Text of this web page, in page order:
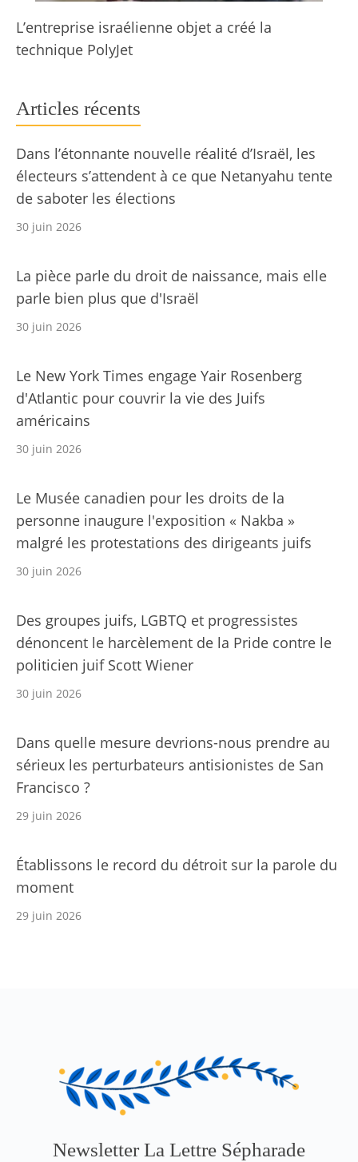
L’entreprise israélienne objet a créé la
technique PolyJet
Articles récents
Dans l’étonnante nouvelle réalité d’Israël, les
électeurs s’attendent à ce que Netanyahu tente
de saboter les élections
30 juin 2026
La pièce parle du droit de naissance, mais elle
parle bien plus que d'Israël
30 juin 2026
Le New York Times engage Yair Rosenberg
d'Atlantic pour couvrir la vie des Juifs
américains
30 juin 2026
Le Musée canadien pour les droits de la
personne inaugure l'exposition « Nakba »
malgré les protestations des dirigeants juifs
30 juin 2026
Des groupes juifs, LGBTQ et progressistes
dénoncent le harcèlement de la Pride contre le
politicien juif Scott Wiener
30 juin 2026
Dans quelle mesure devrions-nous prendre au
sérieux les perturbateurs antisionistes de San
Francisco ?
29 juin 2026
Établissons le record du détroit sur la parole du
moment
29 juin 2026
Newsletter La Lettre Sépharade